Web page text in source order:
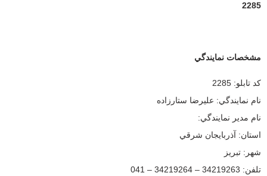
2285
مشخصات نمايندگي
كد تابلو:2285
نام نمايندگي:عليرضا ستارزاده
نام مدير نمايندگي:
استان:آذربايجان شرقي
شهر:تبريز
تلفن:34219263 – 34219264 – 041